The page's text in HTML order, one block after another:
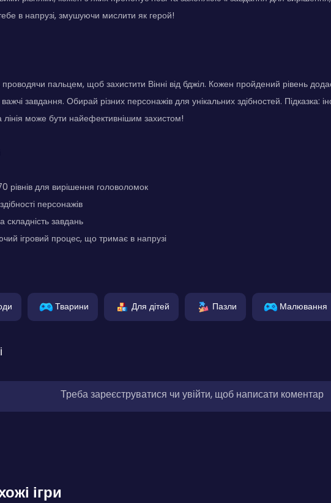
в напрузі, змушуючи мислити як герой!
проводячи пальцем, щоб захистити Вінні від бджіл. Кожен пройдений рівень
завдання. Обирай різних персонажів для унікальних здібностей. Підказка:
лінія може бути найефективнішим захистом!
рівнів для вирішення головоломок
персонажів
завдань
ігровий процес, що тримає в напрузі
Тварини Для дітей Пазли Малювання
Треба зареєструватися чи увійти, щоб написати коментар
ігри